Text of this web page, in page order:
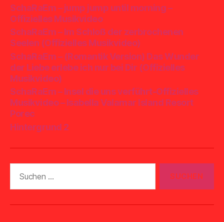
SchaRaEm – jump jump until morning –
Offizielles Musikvideo
SchaRaEm – Im Schloß der zerbrochenen
Seelen (Offizielles Musikvideo)
SchaRaEm – (Romantik Version) Das Wunder
der Liebe erlebe ich nur bei Dir (Offizielles
Musikvideo)
SchaRaEm – Insel die uns verführt-Offizielles
Musikvideo – Isabella Valamar Island Resort
Porec
Hintergrund 2
nach: